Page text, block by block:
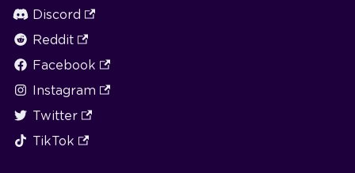
Discord
Reddit
Facebook
Instagram
Twitter
TikTok